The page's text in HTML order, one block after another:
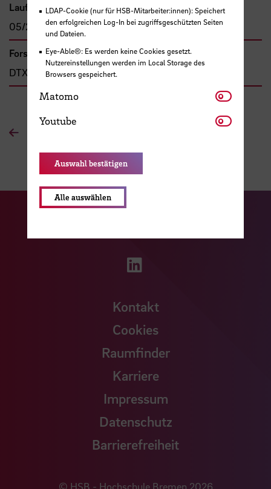
Laufzeit
05/2021 - 12/2022
Forschungs- und Transfercluster
DTX
Zu unserer Instagram Seite
Zu unserer
Zu unserer
Kontakt
Cookies
Raumfinder
Karriere
Impressum
Datenschutz
Barrierefreiheit
LDAP-Cookie (nur für HSB-Mitarbeiter:innen): Speichert
den erfolgreichen Log-In bei zugriffsgeschützten Seiten
und Dateien.
Eye-Able®: Es werden keine Cookies gesetzt.
Nutzereinstellungen werden im Local Storage des
Browsers gespeichert.
Matomo Matomo
Youtube Youtube
Auswahl bestätigen
Alle auswählen